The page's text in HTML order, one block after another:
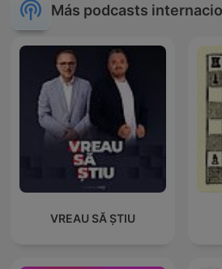
Más podcasts
VREAU SĂ ȘTIU